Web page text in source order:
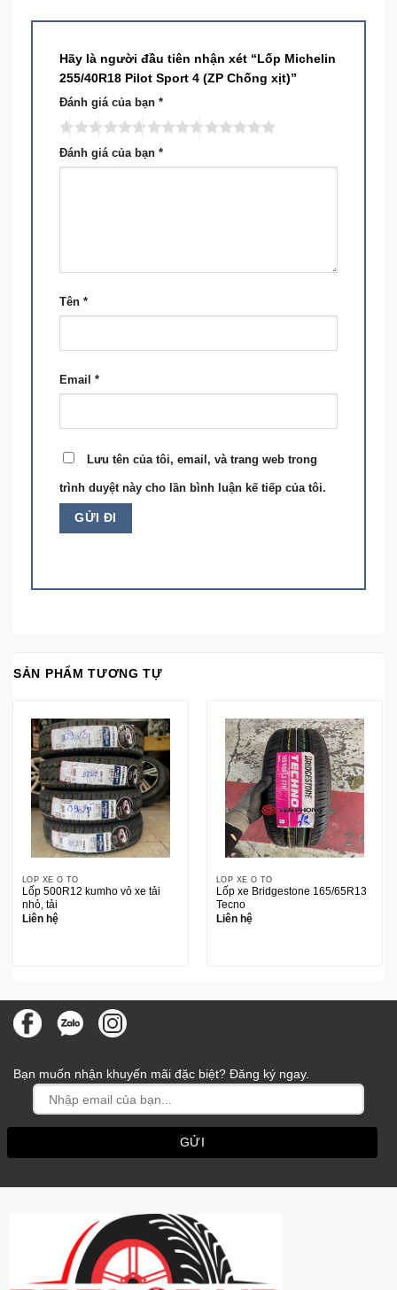
Hãy là người đầu tiên nhận xét “Lốp Michelin
255/40R18 Pilot Sport 4 (ZP Chống xịt)”
Đánh giá của bạn *
Đánh giá của bạn *
Tên *
Email *
Lưu tên của tôi, email, và trang web trong
trình duyệt này cho lần bình luận kế tiếp của tôi.
SẢN PHẨM TƯƠNG TỰ
LỐP XE Ô TÔ
Lốp 500R12 kumho vỏ xe tải
nhỏ, tải
Liên hệ
LỐP XE Ô TÔ
Lốp xe Bridgestone 165/65R13
Tecno
Liên hệ
Bạn muốn nhận khuyến mãi đặc biệt? Đăng ký ngay.